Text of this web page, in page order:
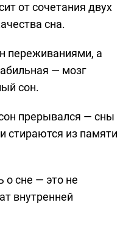
от сочетания двух
сна.
переживаниями, а
— мозг
сон.
прерывался — сны
стираются из памяти
о сне — это не
внутренней